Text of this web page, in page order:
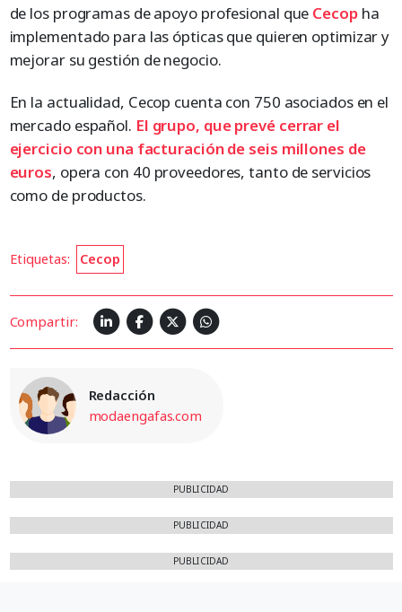
de los programas de apoyo profesional que Cecopha
implementado para las ópticas que quieren optimizar y
mejorar su gestión de negocio.
En la actualidad, Cecop cuenta con 750 asociados en el
mercado español. El grupo, que prevé cerrar el
ejercicio con una facturación de seis millones de
euros, opera con 40 proveedores, tanto de servicios
como de productos.
Etiquetas: Cecop
Compartir:
Redacción
modaengafas.com
PUBLICIDAD
PUBLICIDAD
PUBLICIDAD